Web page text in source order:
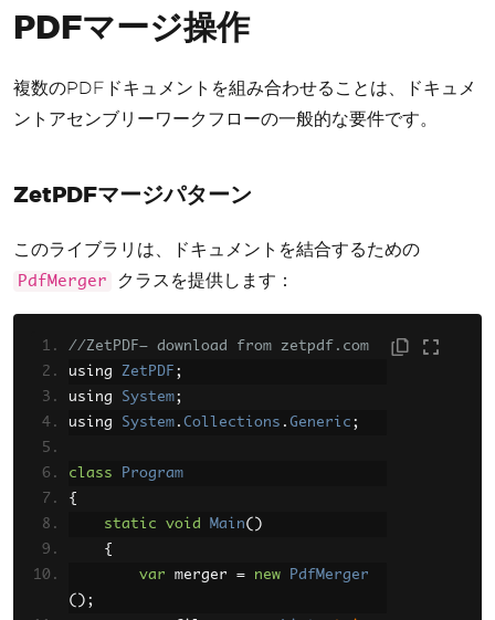
PDFマージ操作
複数のPDFドキュメントを組み合わせることは、ドキュメ
ントアセンブリーワークフローの一般的な要件です。
ZetPDFマージパターン
このライブラリは、ドキュメントを結合するための
PdfMerger クラスを提供します：
//ZetPDF— download from zetpdf.com
using ZetPDF ;
using System;
using System . Collections . Generic ;
class
Program
{
static
void Main()
{
var merger = new
PdfMerger
();